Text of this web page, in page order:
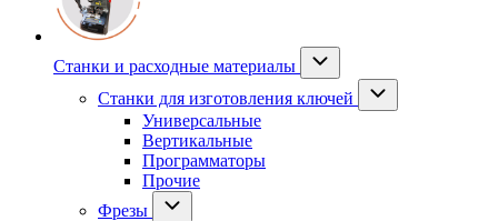
Станки и расходные материалы
Станки для изготовления ключей
Универсальные
Вертикальные
Программаторы
Прочие
Фрезы